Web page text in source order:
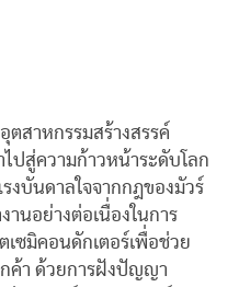
ตสาหกรรมสร้างสรรค์
ปสู่ความก้าวหน้าระดับโลก
บันดาลใจจากกฎของมัวร์
านอย่างต่อเนื่องในการ
ซมิคอนดักเตอร์เพื่อช่วย
ค้า ด้วยการฝังปัญญา